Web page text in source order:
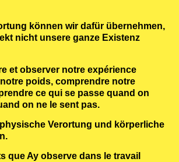
können wir dafür übernehmen,
nicht unsere ganze Existenz
et observer notre expérience
poids, comprendre notre
ce qui se passe quand on
on ne le sent pas.
Verortung und körperliche
que Ay observe dans le travail